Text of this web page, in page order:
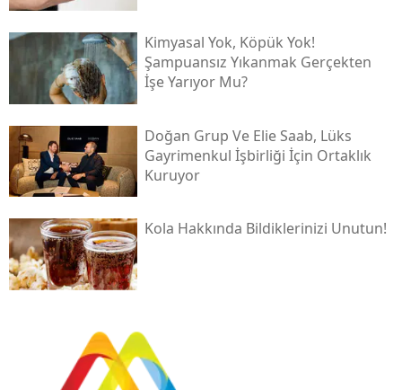
Kimyasal Yok, Köpük Yok!
Şampuansız Yıkanmak Gerçekten
İşe Yarıyor Mu?
Doğan Grup Ve Elie Saab, Lüks
Gayrimenkul İşbirliği İçin Ortaklık
Kuruyor
Kola Hakkında Bildiklerinizi Unutun!